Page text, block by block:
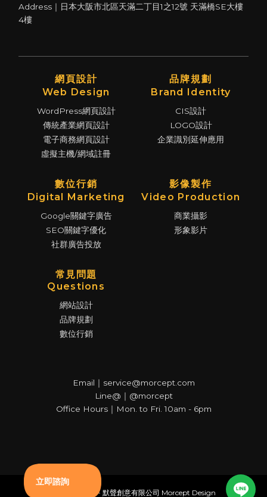
Address｜日本大阪市北區天滿二丁目1之12號 天滿橋SE大樓
4樓
網頁設計
Web Design
WordPress網頁設計
傳統產業網頁設計
電子商務網頁設計
虛擬主機/網域註冊
品牌規劃
Brand Identity
CIS設計
LOGO設計
企業識別延伸應用
數位行銷
Digital Marketing
Google關鍵字廣告
SEO關鍵字優化
社群廣告投放
影像製作
Video Production
商業攝影
形象影片
常見問題
Questions
網站設計
品牌規劃
數位行銷
Email｜service@morcept.com
Line@｜@morcept
Office Hours｜Mon. to Fri. 10am - 6pm
© Copyright - 默聲創意有限公司 Morcept Design